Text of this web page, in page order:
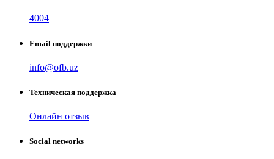
4004
Email поддержки
info@ofb.uz
Техническая поддержка
Онлайн отзыв
Social networks